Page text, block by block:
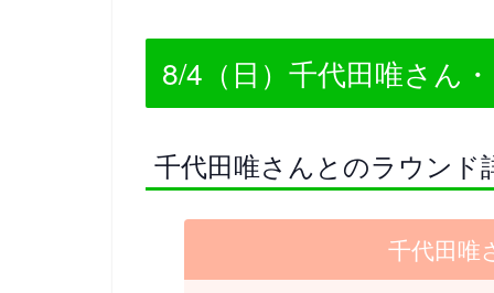
8/4（日）千代田唯さん
千代田唯さんとのラウンド
千代田唯